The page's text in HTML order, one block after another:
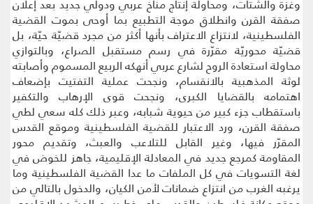
وغزة والشتات، ومحاولة إنتاج مناخ عربي ودولي جديد بعد إعلان
صفقة القرن وانطلاق موجة التطبيع بما أوحى بموت القضية
الفلسطينية، لانتزاع الاعتراف بأنها أكثر من مجرد قضيّة حيّة، بل
قضيّة محوريّة مقرّرة في رسم مستقبل الصراع، وبالتوازي
محاولة استعادة الروح لشارع عربي أنهكه الربيع المسموم وأصابته
لوثة المذهبية بالانقسام، ونجحت عملية التفتيت بإضعاف
اهتمامه بالقضايا الكبرى، ونجحت قوى الإرهاب والتكفير
باستقطاب جزء كبير من حيوية شبابه، وعبر ذلك كله سعي لطي
صفقة القرن، ورد الاعتبار للقضية الفلسطينية وموقع القدس
المقرّر فيها، وغير القابل للتلاعب والعبث، وتقديم محور
المقاومة كمرجع جديد في المعادلة الإقليمية، جاهز للخوض في
لغة التسويات في كل الملفات ما عدا القضية الفلسطينية وما
يرغبه الغرب من انتزاع ضمانات لأمن الكيان، والدخول بالتالي من